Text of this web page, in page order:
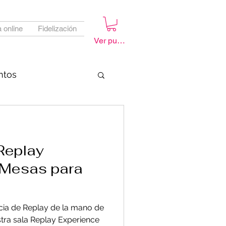
online Fidelización
Ver puntos
para
de Replay de la mano de
sala Replay Experience